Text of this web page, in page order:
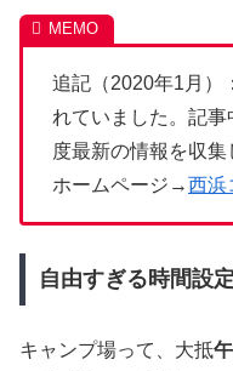
追記（2020年1月）
れていました。記
度最新の情報を収
ホームページ→西浜
自由すぎる時間設定
キャンプ場って、大抵